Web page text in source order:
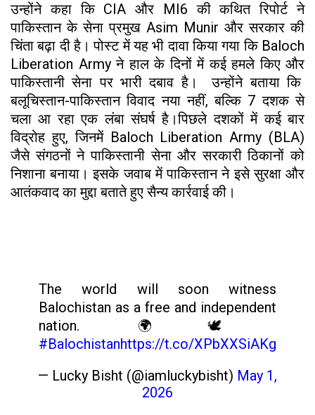
उन्होंने कहा कि CIA और MI6 की कथित रिपोर्ट ने
पाकिस्तान के सेना प्रमुख Asim Munir और सरकार की
चिंता बढ़ा दी है। पोस्ट में यह भी दावा किया गया कि Baloch
Liberation Army ने हाल के दिनों में कई हमले किए और
पाकिस्तानी सेना पर भारी दबाव है। उन्होंने बताया कि
बलूचिस्तान-पाकिस्तान विवाद नया नहीं, बल्कि 7 दशक से
चला आ रहा एक लंबा संघर्ष है।पिछले दशकों में कई बार
विद्रोह हुए, जिनमें Baloch Liberation Army (BLA)
जैसे संगठनों ने पाकिस्तानी सेना और सरकारी ठिकानों को
निशाना बनाया। इसके जवाब में पाकिस्तान ने इसे सुरक्षा और
आतंकवाद का मुद्दा बताते हुए सैन्य कार्रवाई की।
The world will soon witness
Balochistan as a free and independent
nation. 🌍🕊️
#Balochistanhttps://t.co/XPbXXSiAKg
— Lucky Bisht (@iamluckybisht) May 1,
2026